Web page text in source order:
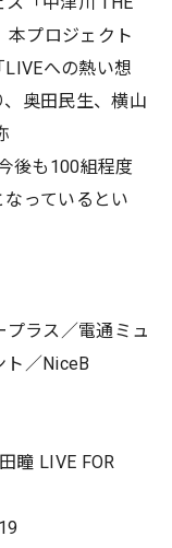
本プロジェクト
への熱い想
奥田民生、横山
後も100組程度
っているとい
プラス／電通ミュ
ト／NiceB
瞳 LIVE FOR